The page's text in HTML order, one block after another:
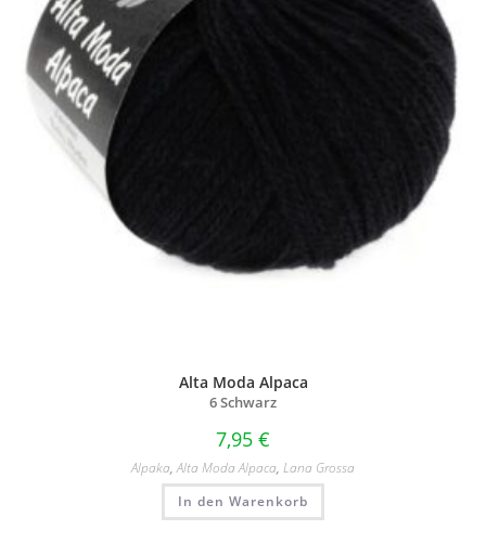
Alta Moda Alpaca
6 Schwarz
7,95 €
Alpaka,Alta Moda Alpaca, Lana Grossa
In den Warenkorb